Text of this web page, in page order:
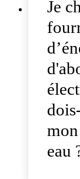
Je
eau